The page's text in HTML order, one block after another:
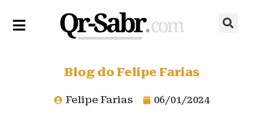
Blog do Felipe Farias
Felipe Farias 06/01/2024